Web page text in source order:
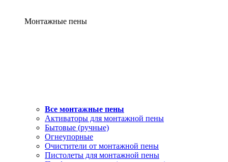
Монтажные пены
Все монтажные пены
Активаторы для монтажной пены
Бытовые (ручные)
Огнеупорные
Очистители от монтажной пены
Пистолеты для монтажной пены